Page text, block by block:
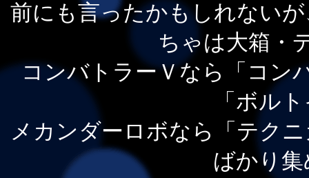
前にも言ったかもしれない
ちゃは大箱・
コンバトラーＶなら「コン
「ボル
メカンダーロボなら「テク
ばかり